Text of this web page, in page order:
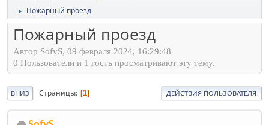
► Пожарный проезд
Пожарный проезд
Автор SofyS, 09 февраля 2024, 16:29:48
0 Пользователи и 1 гость просматривают эту тему.
ВНИЗ Страницы 1 ДЕЙСТВИЯ ПОЛЬЗОВАТЕЛЯ